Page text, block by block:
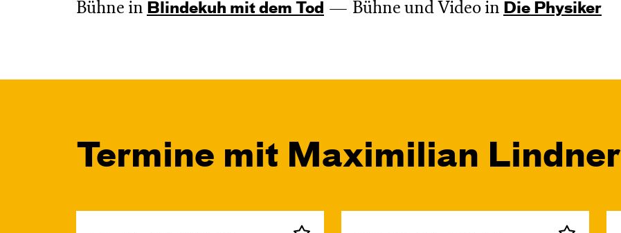
Bühne in Blinde­kuh mit dem Tod Bühne und Video in Die Physiker
Termine mit Maximilian Lindner